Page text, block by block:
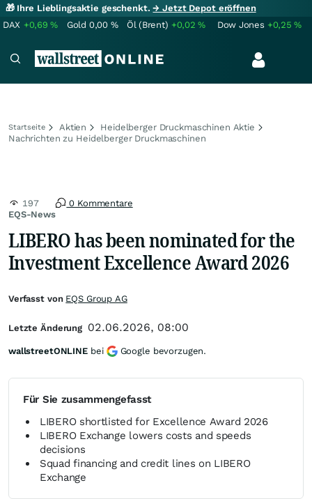
🎁 Ihre Lieblingsaktie geschenkt.→ Jetzt Depot eröffnen
DAX +0,69% Gold 0,00 % Öl (Brent) +0,02% Dow Jones +0,25%
Startseite Aktien
Heidelberger Druckmaschinen Aktie
Nachrichten zu Heidelberger Druckmaschinen
EQS-News
197 0 Kommentare
LIBERO has been nominated for the
Investment Excellence Award 2026
Für Sie zusammengefasst
LIBERO shortlisted for Excellence Award 2026
LIBERO Exchange lowers costs and speeds
decisions
Squad financing and credit lines on LIBERO
Exchange
Verfasst von EQS Group AG
Letzte Änderung 02.06.2026, 08:00
wallstreetONLINE bei Google bevorzugen.